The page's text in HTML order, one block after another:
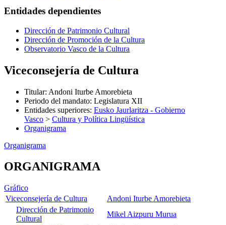
Entidades dependientes
Dirección de Patrimonio Cultural
Dirección de Promoción de la Cultura
Observatorio Vasco de la Cultura
Viceconsejería de Cultura
Titular: Andoni Iturbe Amorebieta
Periodo del mandato: Legislatura XII
Entidades superiores: Eusko Jaurlaritza - Gobierno
Vasco > Cultura y Política Lingüística
Organigrama
Organigrama
ORGANIGRAMA
Gráfico
Viceconsejería de Cultura
Andoni Iturbe Amorebieta
Dirección de Patrimonio
Cultural
Mikel Aizpuru Murua